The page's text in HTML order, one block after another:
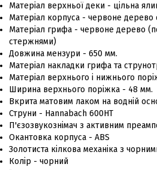
Матеріал верхньої деки - цільна
Матеріал корпуса - червоне дерево
Матеріал грифа - червоне дерево
стержнями)
Довжина мензури - 650 мм.
Матеріал накладки грифа та
Матеріал верхнього і нижнього
Ширина верхнього поріжка - 48 мм.
Вкрита матовим лаком на водній
Струни - Hannabach 600HT
П'єзозвукознімач з активним
Окантовка корпуса - ABS
Золотиста кілкова механіка з
Колір - чорний